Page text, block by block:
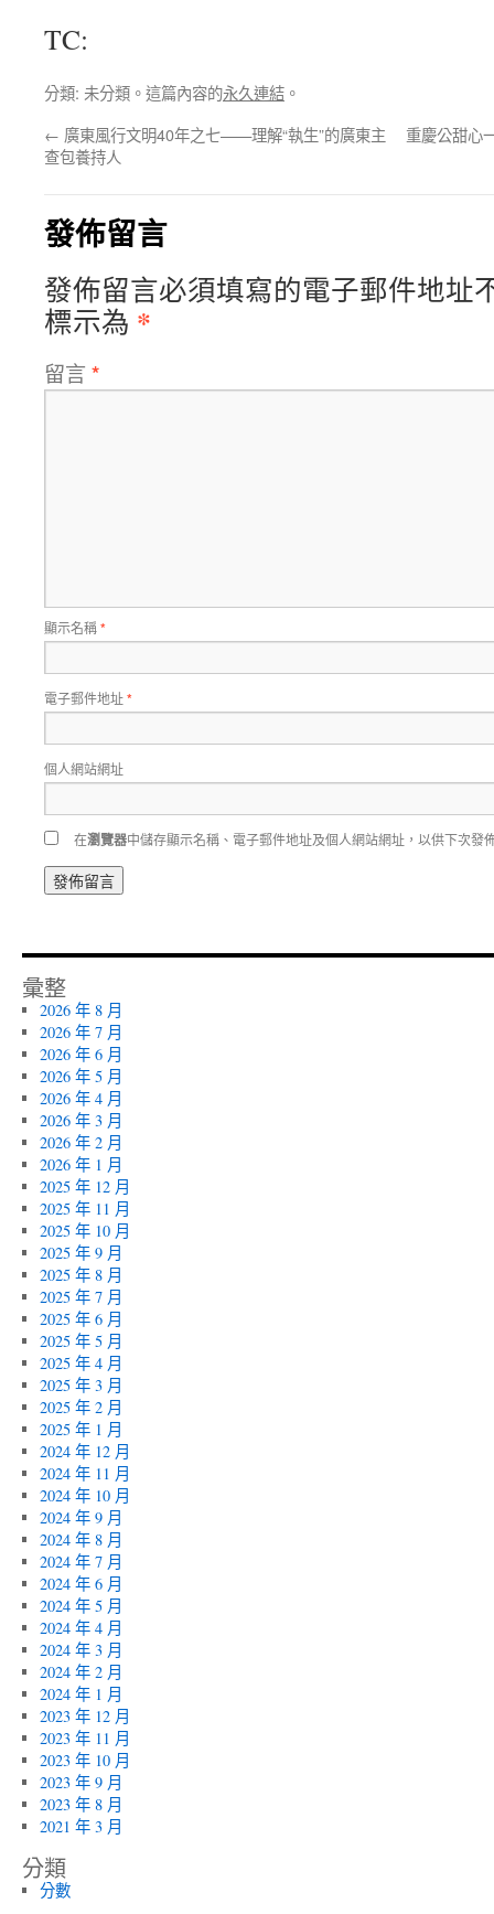
TC:
分類: 未分類。這篇內容的永久連結 。
← 廣東風行文明40年之七——理解“執生”的廣東主
查包養持人
重慶公甜心
發佈留言
發佈留言必須填寫的電子郵件地址
標示為 *
留言 *
顯示名稱*
電子郵件地址*
個人網站網址
在瀏覽器中儲存顯示名稱、電子郵件地址及個人網站網址，以供下次發
彙整
2026 年 8 月
2026 年 7 月
2026 年 6 月
2026 年 5 月
2026 年 4 月
2026 年 3 月
2026 年 2 月
2026 年 1 月
2025 年 12 月
2025 年 11 月
2025 年 10 月
2025 年 9 月
2025 年 8 月
2025 年 7 月
2025 年 6 月
2025 年 5 月
2025 年 4 月
2025 年 3 月
2025 年 2 月
2025 年 1 月
2024 年 12 月
2024 年 11 月
2024 年 10 月
2024 年 9 月
2024 年 8 月
2024 年 7 月
2024 年 6 月
2024 年 5 月
2024 年 4 月
2024 年 3 月
2024 年 2 月
2024 年 1 月
2023 年 12 月
2023 年 11 月
2023 年 10 月
2023 年 9 月
2023 年 8 月
2021 年 3 月
分類
分數